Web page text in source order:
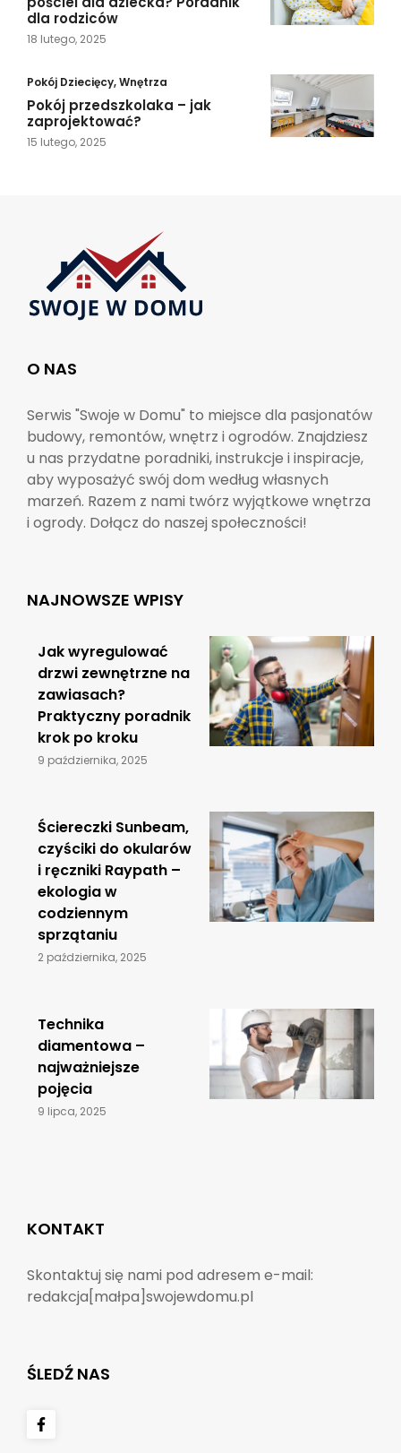
dla rodziców
18 lutego, 2025
Pokój Dziecięcy,Wnętrza
Pokój przedszkolaka – jak
zaprojektować?
15 lutego, 2025
O NAS
Serwis "Swoje w Domu" to miejsce dla pasjonatów
budowy, remontów, wnętrz i ogrodów. Znajdziesz
u nas przydatne poradniki, instrukcje i inspiracje,
aby wyposażyć swój dom według własnych
marzeń. Razem z nami twórz wyjątkowe wnętrza
i ogrody. Dołącz do naszej społeczności!
NAJNOWSZE WPISY
Jak wyregulować
drzwi zewnętrzne na
zawiasach?
Praktyczny poradnik
krok po kroku
9 października, 2025
Ściereczki Sunbeam,
czyściki do okularów
i ręczniki Raypath –
ekologia w
codziennym
sprzątaniu
2 października, 2025
​Technika
diamentowa –
najważniejsze
pojęcia
9 lipca, 2025
KONTAKT
Skontaktuj się nami pod adresem e-mail:
redakcja[małpa]swojewdomu.pl
ŚLEDŹ NAS